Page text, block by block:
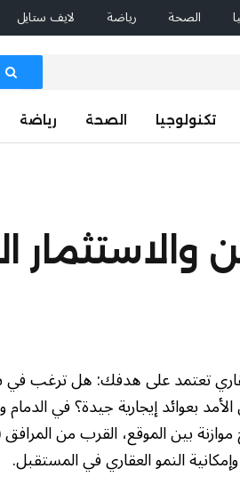
الصحة رياضة لايف ستايل
تكنولوجيا الصحة رياضة
والاستثمار
تعتمد على هدفك: هل ترغب
إيجارية جيدة؟ في الدمام
بين الموقع، القرب من
النمو العقاري في المستقبل.